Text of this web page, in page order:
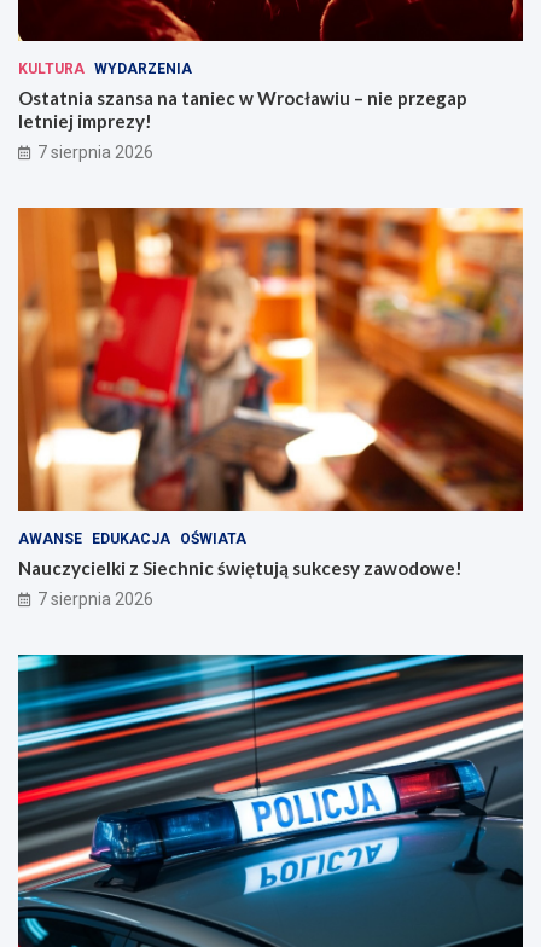
KULTURA WYDARZENIA
Ostatnia szansa na taniec w Wrocławiu – nie przegap
letniej imprezy!
7 sierpnia 2026
AWANSE EDUKACJA OŚWIATA
Nauczycielki z Siechnic świętują sukcesy zawodowe!
7 sierpnia 2026